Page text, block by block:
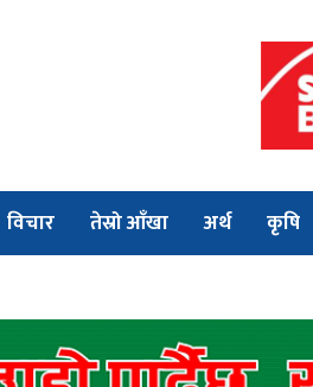
विचार तेस्रो आँखा अर्थ कृषि